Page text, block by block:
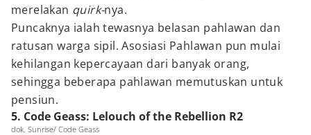
merelakan quirk-nya.
Puncaknya ialah tewasnya belasan pahlawan dan
ratusan warga sipil. Asosiasi Pahlawan pun mulai
kehilangan kepercayaan dari banyak orang,
sehingga beberapa pahlawan memutuskan untuk
pensiun.
5. Code Geass: Lelouch of the Rebellion R2
dok. Sunrise/ Code Geass